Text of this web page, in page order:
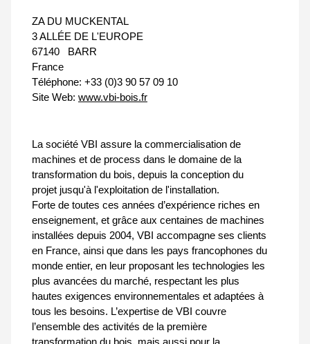
ZA DU MUCKENTAL
3 ALLÉE DE L'EUROPE
67140
BARR
France
Téléphone: +33 (0)3 90 57 09 10
Site Web: www.vbi-bois.fr
La société VBI assure la commercialisation de
machines et de process dans le domaine de la
transformation du bois, depuis la conception du
projet jusqu'à l'exploitation de l'installation.
Forte de toutes ces années d’expérience riches en
enseignement, et grâce aux centaines de machines
installées depuis 2004, VBI accompagne ses clients
en France, ainsi que dans les pays francophones du
monde entier, en leur proposant les technologies les
plus avancées du marché, respectant les plus
hautes exigences environnementales et adaptées à
tous les besoins. L’expertise de VBI couvre
l’ensemble des activités de la première